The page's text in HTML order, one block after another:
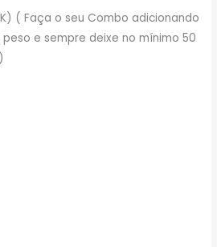
( Faça o seu Combo adicionando
e sempre deixe no mínimo 50